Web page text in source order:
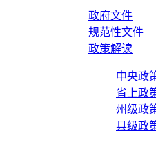
政府文件
规范性文件
政策解读
中央政
省上政
州级政
县级政